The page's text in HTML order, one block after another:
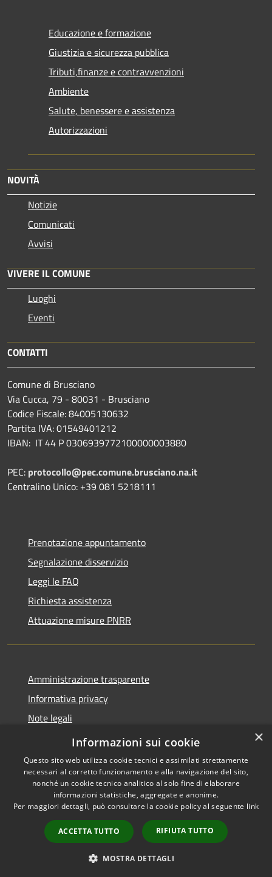
Educazione e formazione
Giustizia e sicurezza pubblica
Tributi,finanze e contravvenzioni
Ambiente
Salute, benessere e assistenza
Autorizzazioni
NOVITÀ
Notizie
Comunicati
Avvisi
VIVERE IL COMUNE
Luoghi
Eventi
CONTATTI
Comune di Brusciano
Via Cucca, 79 - 80031 - Brusciano
Codice Fiscale: 84005130632
Partita IVA: 01549401212
IBAN: IT 44 P 0306939772100000003880
PEC: protocollo@pec.comune.brusciano.na.it
Centralino Unico: +39 081 5218111
Prenotazione appuntamento
Segnalazione disservizio
Leggi le FAQ
Richiesta assistenza
Attuazione misure PNRR
Amministrazione trasparente
Informativa privacy
Note legali
Dichiarazione di accessibilità
Accessibilità
Copyright © 2026 • Comune di
Brusciano • Powered by
Municipium•
Accesso
redazione
×
Informazioni sui cookie
Questo sito web utilizza cookie tecnici e assimilati strettamente
necessari al corretto funzionamento e alla navigazione del sito,
nonché un cookie tecnico analitico al solo fine di elaborare
informazioni statistiche, aggregate e anonime.
Per maggiori dettagli, può consultare la cookie policy al seguente link
ACCETTA TUTTO RIFIUTA TUTTO
MOSTRA DETTAGLI